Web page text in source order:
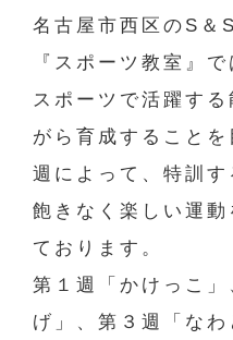
名古屋市西区のS＆
『スポーツ教室』
スポーツで活躍す
がら育成することを
週によって、特訓
飽きなく楽しい運
ております。
第１週「かけっこ
げ」、第３週「なわ